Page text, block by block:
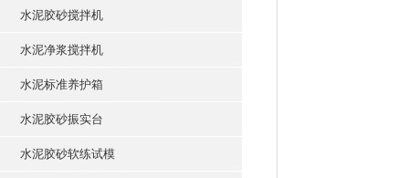
水泥胶砂搅拌机
水泥净浆搅拌机
水泥标准养护箱
水泥胶砂振实台
水泥胶砂软练试模